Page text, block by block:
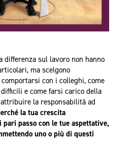
differenza sul lavoro non hanno
ma scelgono
con i colleghi, come
e come farsi carico della
la responsabilità ad
la tua crescita
passo con le tue aspettative,
uno o più di questi